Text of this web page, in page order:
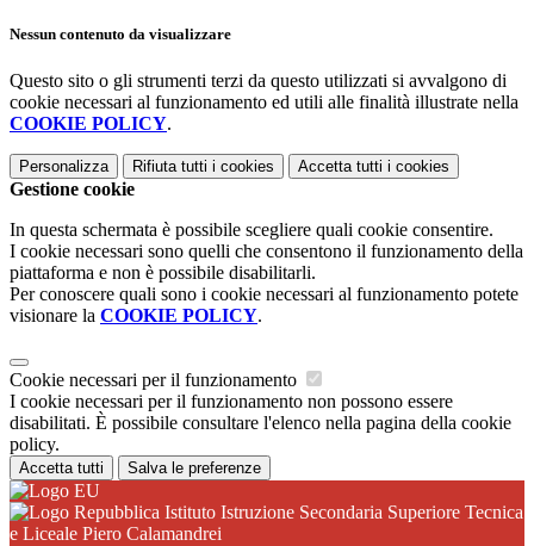
Nessun contenuto da visualizzare
Questo sito o gli strumenti terzi da questo utilizzati si avvalgono di
cookie necessari al funzionamento ed utili alle finalità illustrate nella
COOKIE POLICY.
Personalizza Rifiuta tutti i cookies Accetta tutti i cookies
Gestione cookie
In questa schermata è possibile scegliere quali cookie consentire.
I cookie necessari sono quelli che consentono il funzionamento della
piattaforma e non è possibile disabilitarli.
Per conoscere quali sono i cookie necessari al funzionamento potete
visionare la COOKIE POLICY.
Cookie necessari per il funzionamento
I cookie necessari per il funzionamento non possono essere
disabilitati. È possibile consultare l'elenco nella pagina della cookie
policy.
Accetta tutti Salva le preferenze
Istituto Istruzione Secondaria Superiore Tecnica
e Liceale Piero Calamandrei